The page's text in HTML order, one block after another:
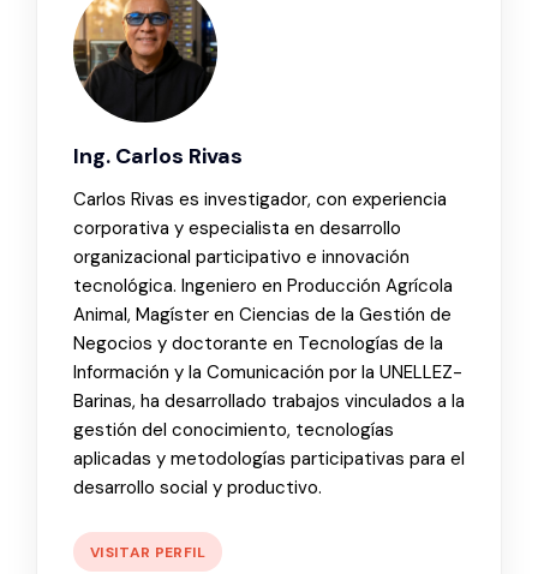
Ing. Carlos Rivas
Carlos Rivas es investigador, con experiencia
corporativa y especialista en desarrollo
organizacional participativo e innovación
tecnológica. Ingeniero en Producción Agrícola
Animal, Magíster en Ciencias de la Gestión de
Negocios y doctorante en Tecnologías de la
Información y la Comunicación por la UNELLEZ-
Barinas, ha desarrollado trabajos vinculados a la
gestión del conocimiento, tecnologías
aplicadas y metodologías participativas para el
desarrollo social y productivo.
VISITAR PERFIL